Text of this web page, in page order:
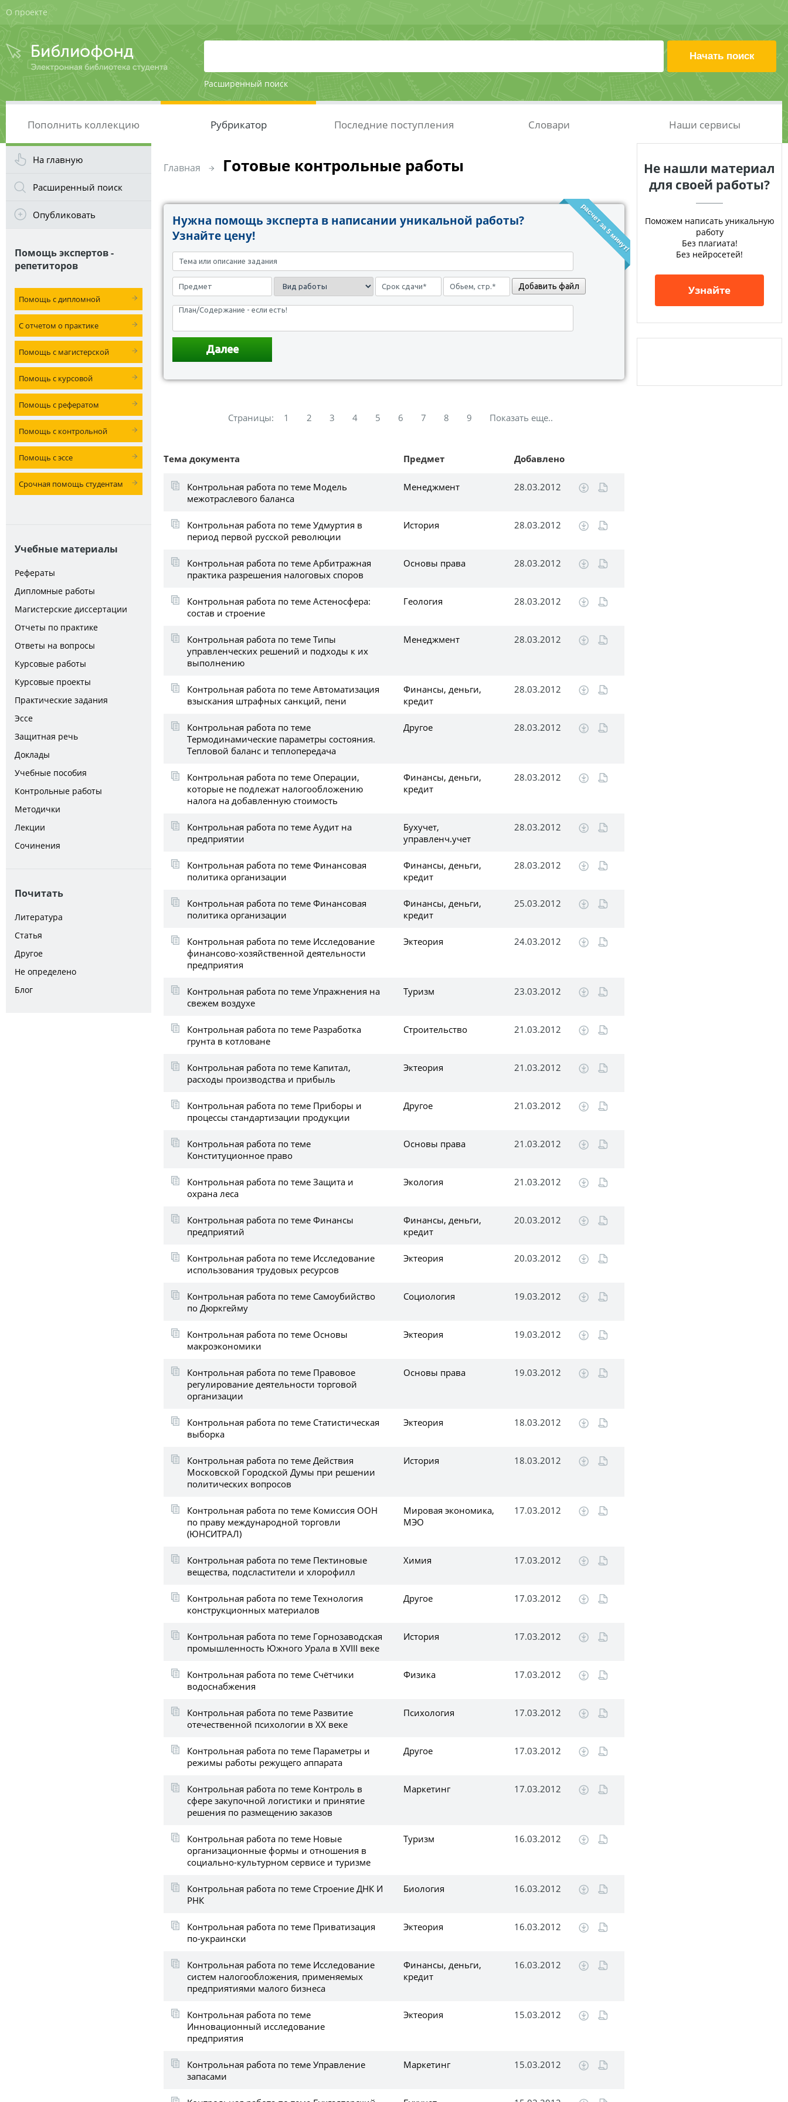
О проекте
Расширенный поиск
Пополнить коллекцию Рубрикатор Последние поступления Словари Наши сервисы
На главную
Расширенный поиск
Опубликовать
Помощь экспертов -
репетиторов
Помощь с дипломной
С отчетом о практике
Помощь с магистерской
Помощь с курсовой
Помощь с рефератом
Помощь с контрольной
Помощь с эссе
Срочная помощь студентам
Учебные материалы
Рефераты
Дипломные работы
Магистерские диссертации
Отчеты по практике
Ответы на вопросы
Курсовые работы
Курсовые проекты
Практические задания
Эссе
Защитная речь
Доклады
Учебные пособия
Контрольные работы
Методички
Лекции
Сочинения
Почитать
Литература
Статья
Другое
Не определено
Блог
Главная Готовые контрольные работы
расчет за 5 минут!
Нужна помощь эксперта в написании уникальной работы?
Узнайте цену!
Добавить файл
Страницы: 1 2 3 4 5 6 7 8 9 Показать еще..
Тема документа Предмет Добавлено
Контрольная работа по теме Модель
межотраслевого баланса
Менеджмент 28.03.2012
Контрольная работа по теме Удмуртия в
период первой русской революции
История 28.03.2012
Контрольная работа по теме Арбитражная
практика разрешения налоговых споров
Основы права 28.03.2012
Контрольная работа по теме Астеносфера:
состав и строение
Геология 28.03.2012
Контрольная работа по теме Типы
управленческих решений и подходы к их
выполнению
Менеджмент 28.03.2012
Контрольная работа по теме Автоматизация
взыскания штрафных санкций, пени
Финансы, деньги,
кредит
28.03.2012
Контрольная работа по теме
Термодинамические параметры состояния.
Тепловой баланс и теплопередача
Другое 28.03.2012
Контрольная работа по теме Операции,
которые не подлежат налогообложению
налога на добавленную стоимость
Финансы, деньги,
кредит
28.03.2012
Контрольная работа по теме Аудит на
предприятии
Бухучет,
управленч.учет
28.03.2012
Контрольная работа по теме Финансовая
политика организации
Финансы, деньги,
кредит
28.03.2012
Контрольная работа по теме Финансовая
политика организации
Финансы, деньги,
кредит
25.03.2012
Контрольная работа по теме Исследование
финансово-хозяйственной деятельности
предприятия
Эктеория 24.03.2012
Контрольная работа по теме Упражнения на
свежем воздухе
Туризм 23.03.2012
Контрольная работа по теме Разработка
грунта в котловане
Строительство 21.03.2012
Контрольная работа по теме Капитал,
расходы производства и прибыль
Эктеория 21.03.2012
Контрольная работа по теме Приборы и
процессы стандартизации продукции
Другое 21.03.2012
Контрольная работа по теме
Конституционное право
Основы права 21.03.2012
Контрольная работа по теме Защита и
охрана леса
Экология 21.03.2012
Контрольная работа по теме Финансы
предприятий
Финансы, деньги,
кредит
20.03.2012
Контрольная работа по теме Исследование
использования трудовых ресурсов
Эктеория 20.03.2012
Контрольная работа по теме Самоубийство
по Дюркгейму
Социология 19.03.2012
Контрольная работа по теме Основы
макроэкономики
Эктеория 19.03.2012
Контрольная работа по теме Правовое
регулирование деятельности торговой
организации
Основы права 19.03.2012
Контрольная работа по теме Статистическая
выборка
Эктеория 18.03.2012
Контрольная работа по теме Действия
Московской Городской Думы при решении
политических вопросов
История 18.03.2012
Контрольная работа по теме Комиссия ООН
по праву международной торговли
(ЮНСИТРАЛ)
Мировая экономика,
МЭО
17.03.2012
Контрольная работа по теме Пектиновые
вещества, подсластители и хлорофилл
Химия 17.03.2012
Контрольная работа по теме Технология
конструкционных материалов
Другое 17.03.2012
Контрольная работа по теме Горнозаводская
промышленность Южного Урала в XVIII веке
История 17.03.2012
Контрольная работа по теме Счётчики
водоснабжения
Физика 17.03.2012
Контрольная работа по теме Развитие
отечественной психологии в XX веке
Психология 17.03.2012
Контрольная работа по теме Параметры и
режимы работы режущего аппарата
Другое 17.03.2012
Контрольная работа по теме Контроль в
сфере закупочной логистики и принятие
решения по размещению заказов
Маркетинг 17.03.2012
Контрольная работа по теме Новые
организационные формы и отношения в
социально-культурном сервисе и туризме
Туризм 16.03.2012
Контрольная работа по теме Строение ДНК И
РНК
Биология 16.03.2012
Контрольная работа по теме Приватизация
по-украински
Эктеория 16.03.2012
Контрольная работа по теме Исследование
систем налогообложения, применяемых
предприятиями малого бизнеса
Финансы, деньги,
кредит
16.03.2012
Контрольная работа по теме
Инновационный исследование
предприятия
Эктеория 15.03.2012
Контрольная работа по теме Управление
запасами
Маркетинг 15.03.2012
Не нашли материал
для своей работы?
Поможем написать уникальную
работу
Без плагиата!
Без нейросетей!
Узнайте